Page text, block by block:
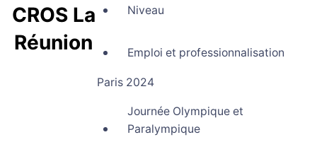
CROS La
Réunion
Niveau
Emploi et professionnalisation
Paris 2024
Journée Olympique et
Paralympique